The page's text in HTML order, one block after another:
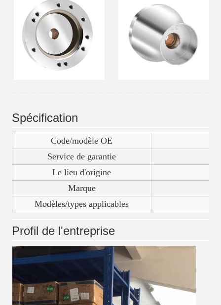
Spécification
Code/modèle OE
Service de garantie
Le lieu d'origine
Marque
Modèles/types applicables
Profil de l'entreprise